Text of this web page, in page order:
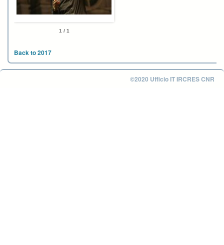
1 / 1
Back to 2017
©2020 Ufficio IT IRCRES CNR